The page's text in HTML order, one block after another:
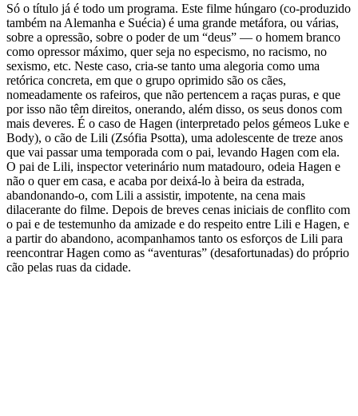
Só o título já é todo um programa. Este filme húngaro (co-produzido
também na Alemanha e Suécia) é uma grande metáfora, ou várias,
sobre a opressão, sobre o poder de um “deus” — o homem branco
como opressor máximo, quer seja no especismo, no racismo, no
sexismo, etc. Neste caso, cria-se tanto uma alegoria como uma
retórica concreta, em que o grupo oprimido são os cães,
nomeadamente os rafeiros, que não pertencem a raças puras, e que
por isso não têm direitos, onerando, além disso, os seus donos com
mais deveres. É o caso de Hagen (interpretado pelos gémeos Luke e
Body), o cão de Lili (Zsófia Psotta), uma adolescente de treze anos
que vai passar uma temporada com o pai, levando Hagen com ela.
O pai de Lili, inspector veterinário num matadouro, odeia Hagen e
não o quer em casa, e acaba por deixá-lo à beira da estrada,
abandonando-o, com Lili a assistir, impotente, na cena mais
dilacerante do filme. Depois de breves cenas iniciais de conflito com
o pai e de testemunho da amizade e do respeito entre Lili e Hagen, e
a partir do abandono, acompanhamos tanto os esforços de Lili para
reencontrar Hagen como as “aventuras” (desafortunadas) do próprio
cão pelas ruas da cidade.